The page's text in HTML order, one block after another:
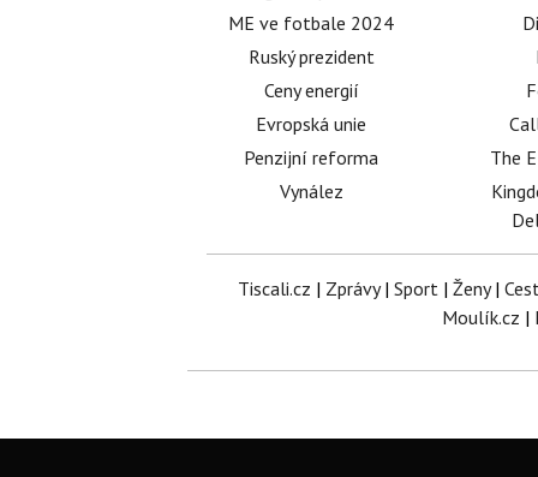
ME ve fotbale 2024
Ruský prezident
Ceny energií
Evropská unie
Penzijní reforma
Vynález
The
Tiscali.cz | Zprávy| Sport| Ženy|
Moulík.cz |